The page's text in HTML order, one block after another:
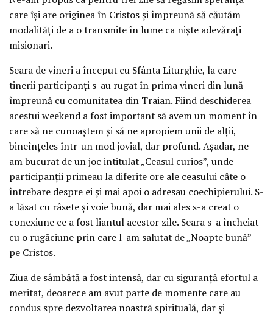
care își are originea în Cristos și împreună să căutăm
modalități de a o transmite în lume ca niște adevărați
misionari.
Seara de vineri a început cu Sfânta Liturghie, la care
tinerii participanți s-au rugat în prima vineri din lună
împreună cu comunitatea din Traian. Fiind deschiderea
acestui weekend a fost important să avem un moment în
care să ne cunoaștem și să ne apropiem unii de alții,
bineînțeles într-un mod jovial, dar profund. Așadar, ne-
am bucurat de un joc intitulat „Ceasul curios”, unde
participanții primeau la diferite ore ale ceasului câte o
întrebare despre ei și mai apoi o adresau coechipierului. S-
a lăsat cu râsete și voie bună, dar mai ales s-a creat o
conexiune ce a fost liantul acestor zile. Seara s-a încheiat
cu o rugăciune prin care l-am salutat de „Noapte bună”
pe Cristos.
Ziua de sâmbătă a fost intensă, dar cu siguranță efortul a
meritat, deoarece am avut parte de momente care au
condus spre dezvoltarea noastră spirituală, dar și